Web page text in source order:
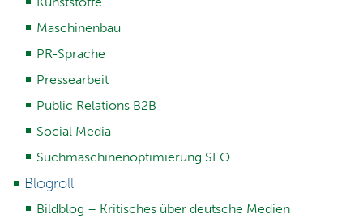
Maschinenbau
PR-Sprache
Pressearbeit
Public Relations B2B
Social Media
Suchmaschinenoptimierung SEO
Blogroll
Bildblog – Kritisches über deutsche Medien